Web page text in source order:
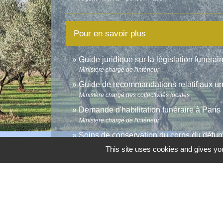
Pour en savoir plus
Guide juridique sur la législation
Ministère chargé de l'intérieur
Guide de recommandations relatif aux
Ministère chargé des collectivités locales
Demande d'habilitation funéraire à Paris
Ministère chargé de l'intérieur
Soins de conservation du corps du
Ministère chargé de la santé
This site uses cookies and gives